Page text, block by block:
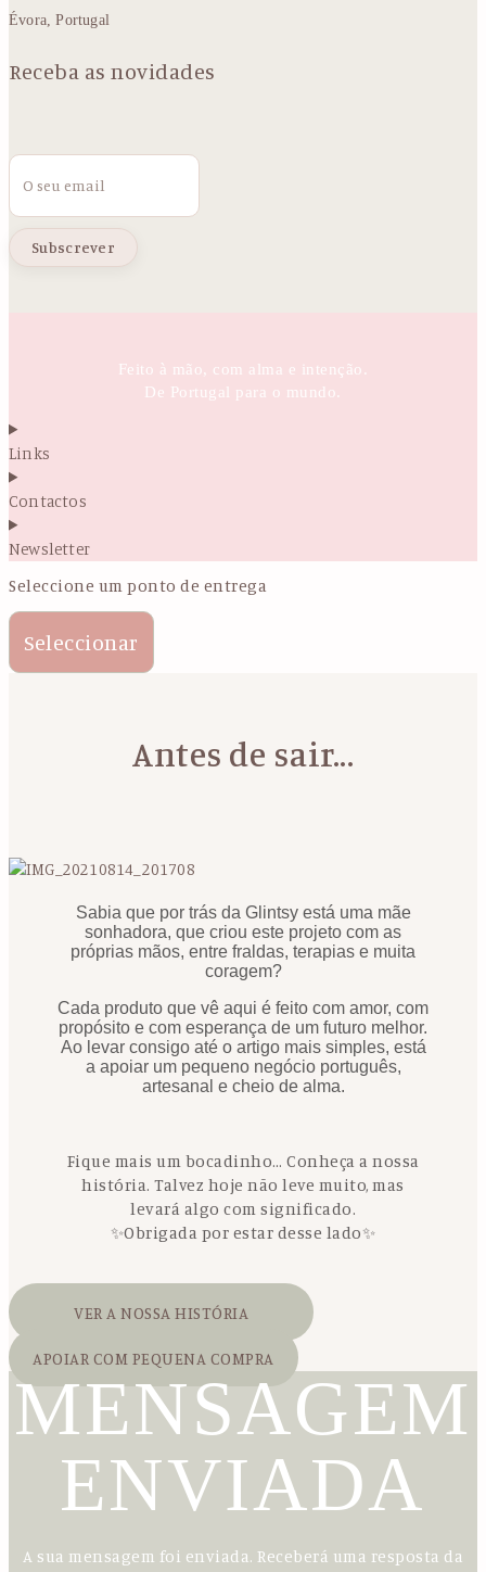
Évora, Portugal
Receba as novidades
Email
Feito à mão, com alma e intenção.
De Portugal para o mundo.
Links
Contactos
Newsletter
Seleccione um ponto de entrega
Seleccionar
Antes de sair...
Sabia que por trás da Glintsy está uma mãe
sonhadora, que criou este projeto com as
próprias mãos, entre fraldas, terapias e muita
coragem?
Cada produto que vê aqui é feito com amor, com
propósito e com esperança de um futuro melhor.
Ao levar consigo até o artigo mais simples, está
a apoiar um pequeno negócio português,
artesanal e cheio de alma.
Fique mais um bocadinho… Conheça a nossa
história. Talvez hoje não leve muito, mas
levará algo com significado.
✨Obrigada por estar desse lado✨
VER A NOSSA HISTÓRIA
APOIAR COM PEQUENA COMPRA
MENSAGEM
ENVIADA
A sua mensagem foi enviada. Receberá uma resposta da